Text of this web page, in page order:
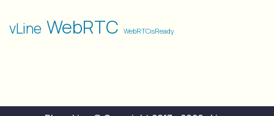
vLine WebRTC WebRTCisReady